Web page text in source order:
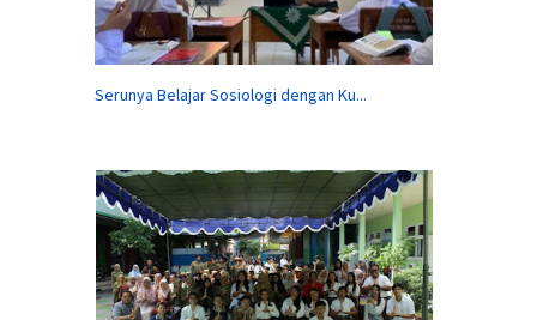
Serunya Belajar Sosiologi dengan Ku...